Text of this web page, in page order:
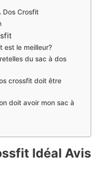
Dos Crosfit
est le meilleur?
du sac à dos
crossfit doit être
doit avoir mon sac à
Idéal Avis